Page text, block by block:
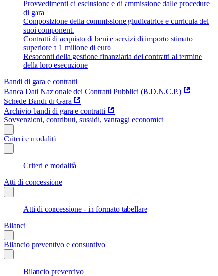
Provvedimenti di esclusione e di ammissione dalle procedure
di gara
Composizione della commissione giudicatrice e curricula dei
suoi componenti
Contratti di acquisto di beni e servizi di importo stimato
superiore a 1 milione di euro
Resoconti della gestione finanziaria dei contratti al termine
della loro esecuzione
Bandi di gara e contratti
Banca Dati Nazionale dei Contratti Pubblici (B.D.N.C.P.)
Schede Bandi di Gara
Archivio bandi di gara e contratti
Sovvenzioni, contributi, sussidi, vantaggi economici
Criteri e modalità
Criteri e modalità
Atti di concessione
Atti di concessione - in formato tabellare
Bilanci
Bilancio preventivo e consuntivo
Bilancio preventivo